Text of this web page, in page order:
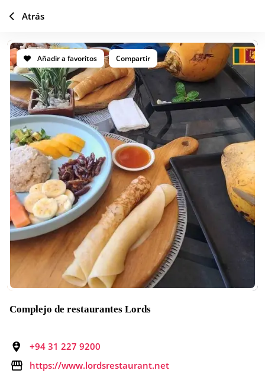
Añadir a favoritos Compartir
Complejo de restaurantes Lords
+94 31 227 9200
https://www.lordsrestaurant.net
Atrás